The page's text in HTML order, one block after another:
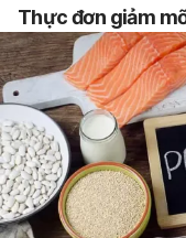
Thực đơn giảm